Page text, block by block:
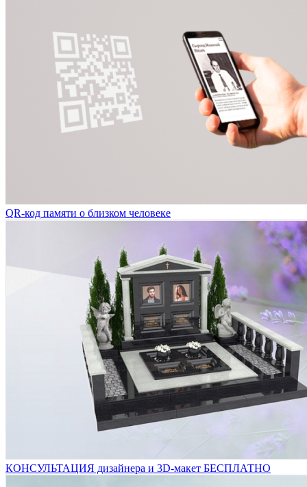
QR-код памяти о близком человеке
КОНСУЛЬТАЦИЯ дизайнера и 3D-макет БЕСПЛАТНО